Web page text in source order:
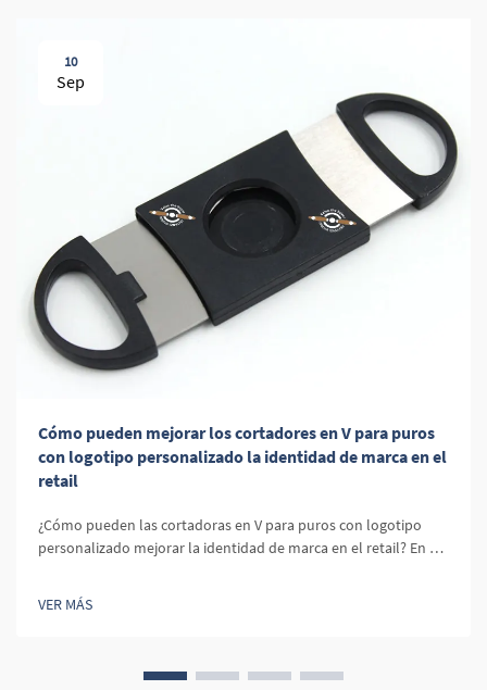
10
Sep
Cómo pueden mejorar los cortadores en V para puros
con logotipo personalizado la identidad de marca en el
retail
¿Cómo pueden las cortadoras en V para puros con logotipo
personalizado mejorar la identidad de marca en el retail? En el
fundamental. Los productos con logotipo personalizado, como
las cortadoras en V para puros, ofrecen una oportunidad única
VER MÁS